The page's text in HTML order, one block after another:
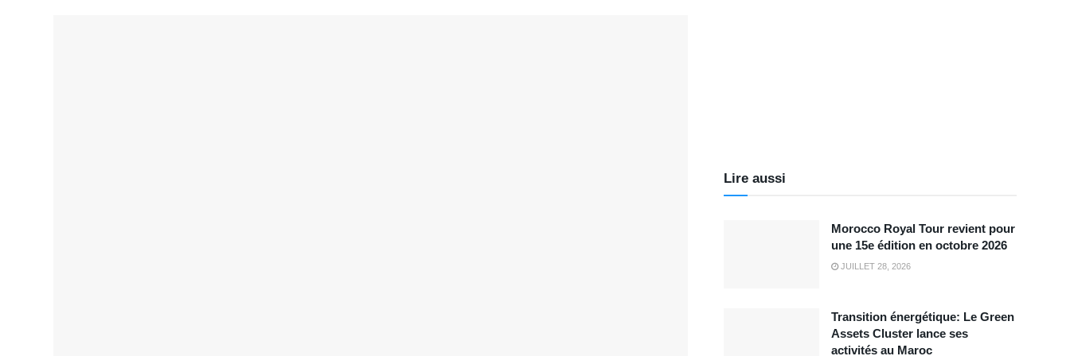
Lire aussi
Morocco Royal Tour revient pour
une 15e édition en octobre 2026
JUILLET 28, 2026
Transition énergétique: Le Green
Assets Cluster lance ses
activités au Maroc